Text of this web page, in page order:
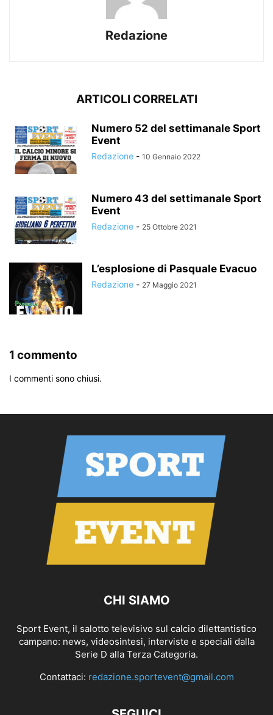
Redazione
ARTICOLI CORRELATI
Numero 52 del settimanale Sport
Event
Redazione - 10 Gennaio 2022
Numero 43 del settimanale Sport
Event
Redazione - 25 Ottobre 2021
L’esplosione di Pasquale Evacuo
Redazione - 27 Maggio 2021
1 commento
I commenti sono chiusi.
CHI SIAMO
Sport Event, il salotto televisivo sul calcio dilettantistico
campano: news, videosintesi, interviste e speciali dalla
Serie D alla Terza Categoria.
Contattaci: redazione.sportevent@gmail.com